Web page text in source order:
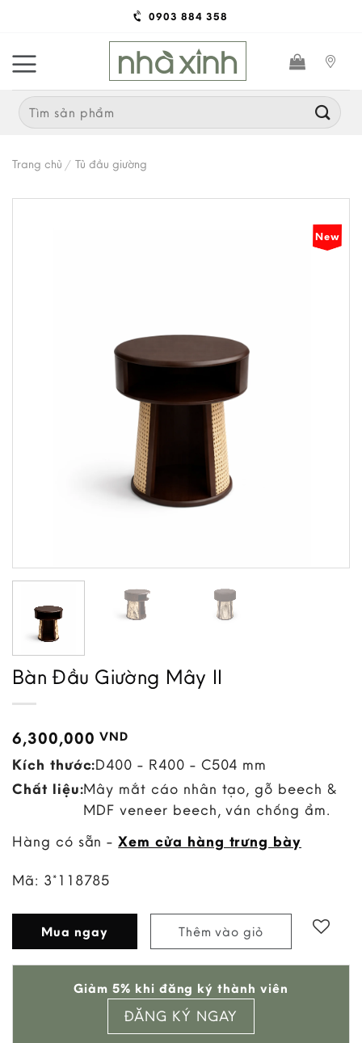
content
0903 884 358
Search
for:
Trang chủ / Tủ đầu giường
New
Bàn Đầu Giường Mây II
6,300,000VND
Kích thước:D400 - R400 - C504 mm
Chất liệu:Mây mắt cáo nhân tạo, gỗ beech &
MDF veneer beech, ván chống ẩm.
Hàng có sẵn -Xem cửa hàng trưng bày
Mã: 3*118785
Mua ngay Thêm vào giỏ
wishlist
Giảm 5% khi đăng ký thành viên
ĐĂNG KÝ NGAY